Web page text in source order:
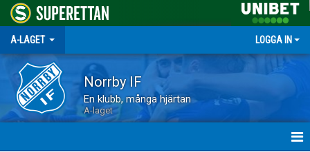
A-LAGET LOGGA IN
Norrby IF
En klubb, många hjärtan
A-laget